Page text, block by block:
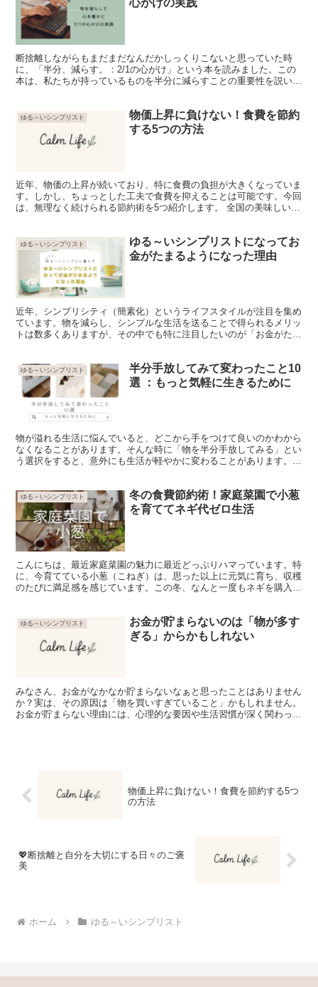
断捨離しながらもまだまだなんだかしっくりこないと思っていた時
に、「半分、減らす。：2/1の心がけ」という本を読みました。この
本は、私たちが持っているものを半分に減らすことの重要性を説いて
ゆる～いシンプリスト
物価上昇に負けない！食費を節約
する5つの方法
近年、物価の上昇が続いており、特に食費の負担が大きくなっていま
す。しかし、ちょっとした工夫で食費を抑えることは可能です。今回
は、無理なく続けられる節約術を5つ紹介します。 全国の美味しい特
ゆる～いシンプリスト
ゆる～いシンプリストになってお
金がたまるようになった理由
近年、シンプリシティ（簡素化）というライフスタイルが注目を集め
ています。物を減らし、シンプルな生活を送ることで得られるメリッ
トは数多くありますが、その中でも特に注目したいのが「お金がたま
ゆる～いシンプリスト
半分手放してみて変わったこと10
選 ：もっと気軽に生きるために
物が溢れる生活に悩んでいると、どこから手をつけて良いのかわから
なくなることがあります。そんな時に「物を半分手放してみる」とい
う選択をすると、意外にも生活が軽やかに変わることがあります。こ
ゆる～いシンプリスト
冬の食費節約術！家庭菜園で小葱
を育ててネギ代ゼロ生活
こんにちは、最近家庭菜園の魅力に最近どっぷりハマっています。特
に、今育てている小葱（こねぎ）は、思った以上に元気に育ち、収穫
のたびに満足感を感じています。この冬、なんと一度もネギを購入せ
ゆる～いシンプリスト
お金が貯まらないのは「物が多す
ぎる」からかもしれない
みなさん、お金がなかなか貯まらないなぁと思ったことはありません
か？実は、その原因は「物を買いすぎていること」かもしれません。
お金が貯まらない理由には、心理的な要因や生活習慣が深く関わって
物価上昇に負けない！食費を節約する5つ
の方法
💖断捨離と自分を大切にする日々のご褒
美
ホーム ゆる～いシンプリスト